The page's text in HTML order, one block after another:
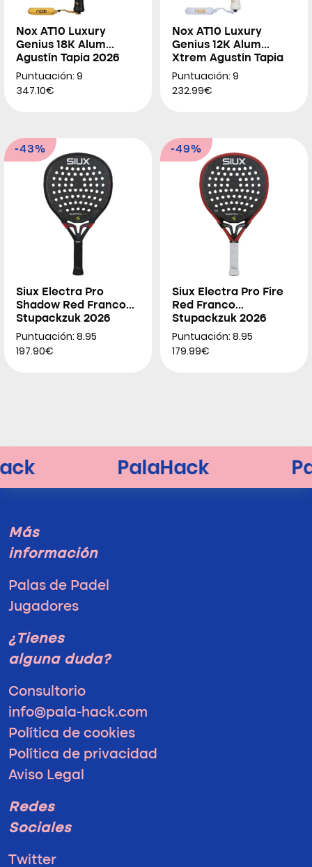
Nox AT10 Luxury
Genius 18K Alum
Agustín Tapia 2026
Puntuación: 9
347.10€
Nox AT10 Luxury
Genius 12K Alum
Xtrem Agustín Tapia
2026
Puntuación: 9
232.99€
-43%
Siux Electra Pro
Shadow Red Franco
Stupackzuk 2026
Puntuación: 8.95
197.90€
-49%
Siux Electra Pro Fire
Red Franco
Stupackzuk 2026
Puntuación: 8.95
179.99€
Más
información
Palas de Padel
Jugadores
¿Tienes
alguna duda?
Consultorio
info@pala-hack.com
Política de cookies
Política de privacidad
Aviso Legal
Redes
Sociales
Twitter